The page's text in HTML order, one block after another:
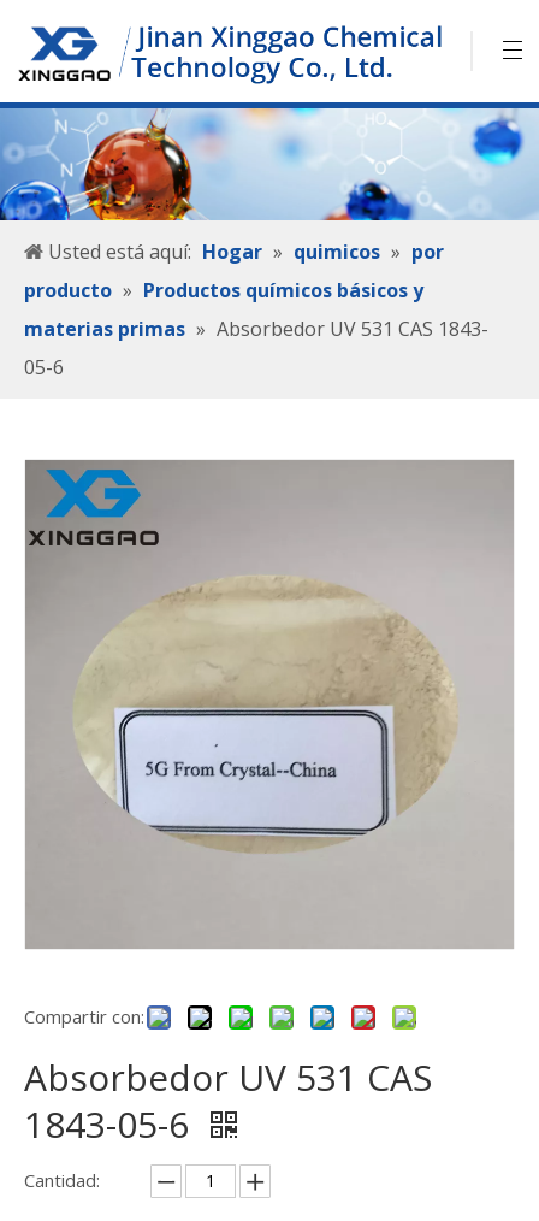
Usted está aquí: Hogar » quimicos » por
producto » Productos químicos básicos y
materias primas » Absorbedor UV 531 CAS 1843-
05-6
Compartir con:
Absorbedor UV 531 CAS
1843-05-6
Cantidad: